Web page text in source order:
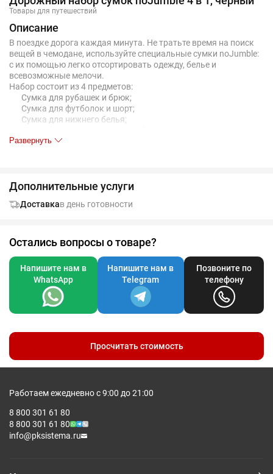
Товары для путешествий
Описание
В поездке дорога каждая минута. Не тратьте время на поиск
вещей в чемодане, используйте специальные сумки noJumble:
с их помощью легко отсортировать одежду, белье и
всевозможные мелочи.
Набор состоит из 4 предметов:
Сумка для рубашек и брюк;
Сумка для футболок и шорт;
Сумка для нижнего белья;
Ткань с переплетением рипстоп обеспечивает сумкам
Развернуть
Дополнительные услуги
Доставкав день готовности
Остались вопросы о товаре?
Напишите нам в
WhatsApp
Напишите нам в
Telegram
Позвоните по
телефону
Просчитать стоимость
Работаем ежедневно с 9:00 до 21:00
8 800 301 61 80
8 800 301 61 80
info@pksistema.ru